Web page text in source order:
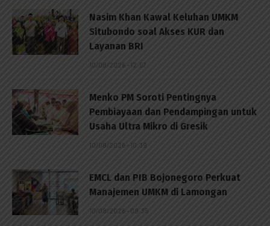
Nasim Khan Kawal Keluhan UMKM
Situbondo soal Akses KUR dan
Layanan BRI
10/08/2026 - 12:57
Menko PM Soroti Pentingnya
Pembiayaan dan Pendampingan untuk
Usaha Ultra Mikro di Gresik
10/08/2026 - 10:39
EMCL dan PIB Bojonegoro Perkuat
Manajemen UMKM di Lamongan
10/08/2026 - 09:35